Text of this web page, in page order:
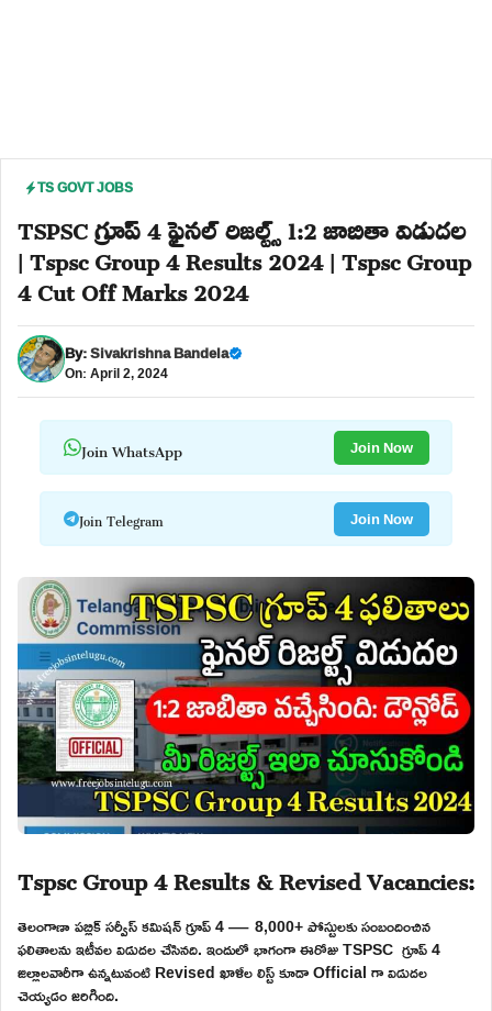
TS GOVT JOBS
TSPSC గ్రూప్ 4 ఫైనల్ రిజల్ట్స్ 1:2 జాబితా విడుదల
| Tspsc Group 4 Results 2024 | Tspsc Group
4 Cut Off Marks 2024
By:Sivakrishna Bandela
On: April 2, 2024
Join WhatsApp Join Now
Join Telegram Join Now
Tspsc Group 4 Results & Revised Vacancies:
తెలంగాణా పబ్లిక్ సర్వీస్ కమిషన్ గ్రూప్ 4 — 8,000+ పోస్టులకు సంబందించిన
ఫలితాలను ఇటీవల విడుదల చేసినది. ఇందులో భాగంగా ఈరోజు TSPSC గ్రూప్ 4
జిల్లాలవారీగా ఉన్నటువంటి Revised ఖాళీల లిస్ట్ కూడా Official గా విడుదల
చెయ్యడం జరిగింది.